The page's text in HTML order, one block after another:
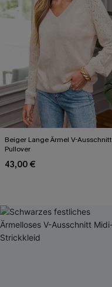
Beiger Lange Ärmel V-Ausschnitt
Pullover
43,00 €